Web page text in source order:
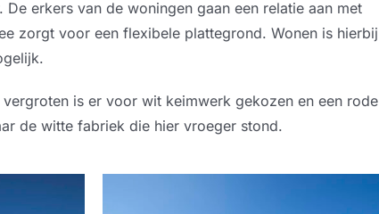
De erkers van de woningen gaan een relatie aan met
zorgt voor een flexibele plattegrond. Wonen is hierbij
is er voor wit keimwerk gekozen en een rode
de witte fabriek die hier vroeger stond.